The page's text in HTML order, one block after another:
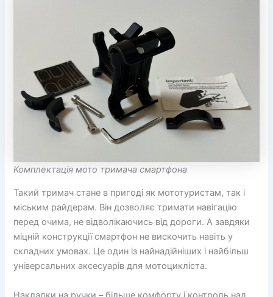
Комплектація мото тримача смартфона
Такий тримач стане в пригоді як мототуристам, так і
міським райдерам. Він дозволяє тримати навігацію
перед очима, не відволікаючись від дороги. А завдяки
міцній конструкції смартфон не вискочить навіть у
складних умовах. Це один із найнадійніших і найбільш
універсальних аксесуарів для мотоцикліста.